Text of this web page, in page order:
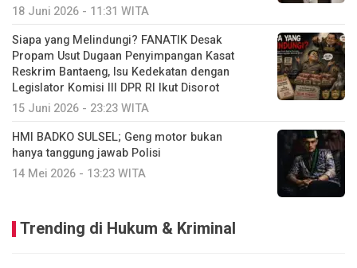
18 Juni 2026 - 11:31 WITA
Siapa yang Melindungi? FANATIK Desak
Propam Usut Dugaan Penyimpangan Kasat
Reskrim Bantaeng, Isu Kedekatan dengan
Legislator Komisi III DPR RI Ikut Disorot
15 Juni 2026 - 23:23 WITA
HMI BADKO SULSEL; Geng motor bukan
hanya tanggung jawab Polisi
14 Mei 2026 - 13:23 WITA
Trending di Hukum & Kriminal